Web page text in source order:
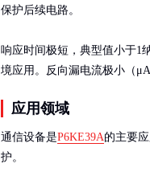
保护后续电路。
响应时间极短，典型值小于1
境应用。反向漏电流极小（
应用领域
通信设备是P6KE39A的主要
护。